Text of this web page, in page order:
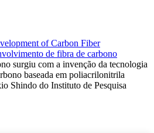
de fibra de carbono
surgiu com a invenção da tecnologia
baseada em poliacrilonitrila
Shindo do Instituto de Pesquisa